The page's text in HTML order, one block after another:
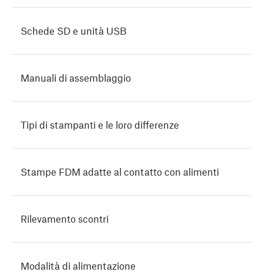
Schede SD e unità USB
Manuali di assemblaggio
Tipi di stampanti e le loro differenze
Stampe FDM adatte al contatto con alimenti
Rilevamento scontri
Modalità di alimentazione